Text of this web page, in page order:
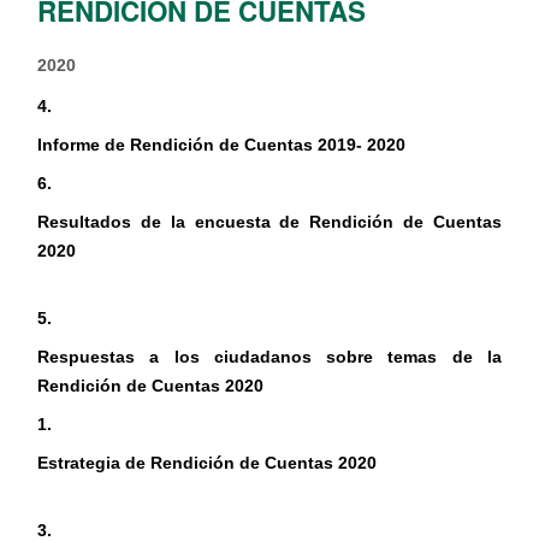
RENDICIÓN DE CUENTAS
2020
4.
Informe de Rendición de Cuentas 2019- 2020
6.
Resultados de la encuesta de Rendición de Cuentas
2020
5.
Respuestas a los ciudadanos sobre temas de la
Rendición de Cuentas 2020
1.
Estrategia de Rendición de Cuentas 2020
3.